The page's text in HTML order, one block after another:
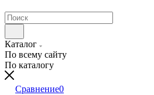
Каталог
По всему сайту
По каталогу
Сравнение0